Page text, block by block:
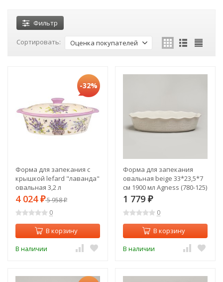
Фильтр
Сортировать: Оценка покупателей
-32%
Форма для запекания с
крышкой lefard "лаванда"
овальная 3,2 л
37,5х22х15,5см Lefard (536-
254)
4 024 ₽5 958₽
0
В корзину
В наличии
Форма для запекания
овальная beige 33*23,5*7
см 1900 мл Agness (780-125)
1 779 ₽
0
В корзину
В наличии